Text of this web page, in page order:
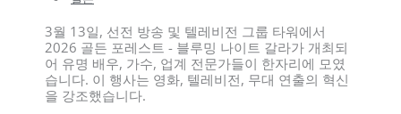
3월 13일, 선전 방송 및 텔레비전 그룹 타워에서
2026 골든 포레스트 - 블루밍 나이트 갈라가 개최되
어 유명 배우, 가수, 업계 전문가들이 한자리에 모였
습니다. 이 행사는 영화, 텔레비전, 무대 연출의 혁신
을 강조했습니다.